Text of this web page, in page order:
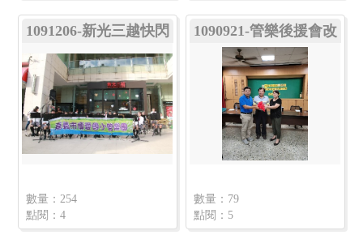
1091206-新光三越快閃
數量：254
點閱：4
1090921-管樂後援會改
選
數量：79
點閱：5